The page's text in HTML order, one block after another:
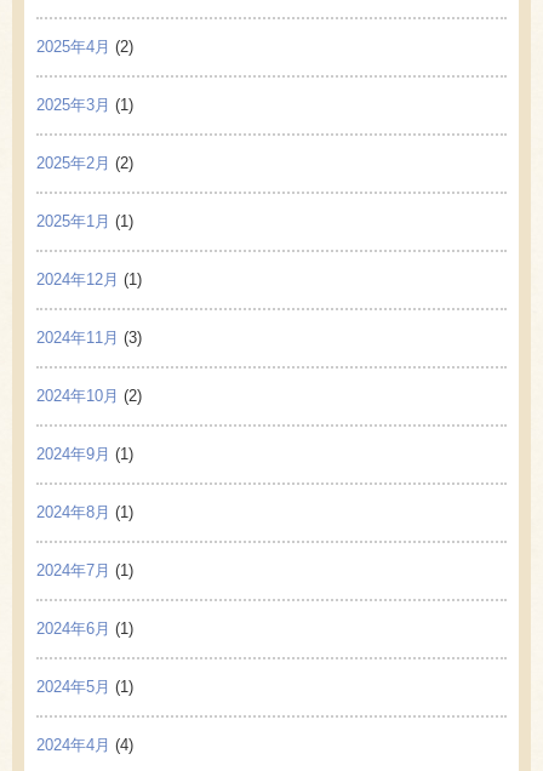
2025年4月 (2)
2025年3月 (1)
2025年2月 (2)
2025年1月 (1)
2024年12月 (1)
2024年11月 (3)
2024年10月 (2)
2024年9月 (1)
2024年8月 (1)
2024年7月 (1)
2024年6月 (1)
2024年5月 (1)
2024年4月 (4)